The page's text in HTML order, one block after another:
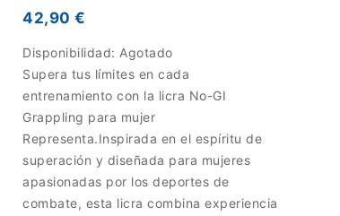
42,90 €
Disponibilidad: Agotado
Supera tus límites en cada
entrenamiento con la licra No-GI
Grappling para mujer
Representa.Inspirada en el espíritu de
superación y diseñada para mujeres
apasionadas por los deportes de
combate, esta licra combina experiencia